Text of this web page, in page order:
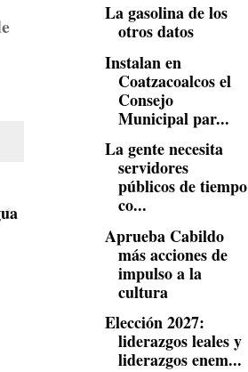
La gasolina de los
otros datos
Instalan en
Coatzacoalcos el
Consejo
Municipal par...
La gente necesita
servidores
públicos de tiempo
co...
Aprueba Cabildo
más acciones de
impulso a la
cultura
Elección 2027:
liderazgos leales y
liderazgos enem...